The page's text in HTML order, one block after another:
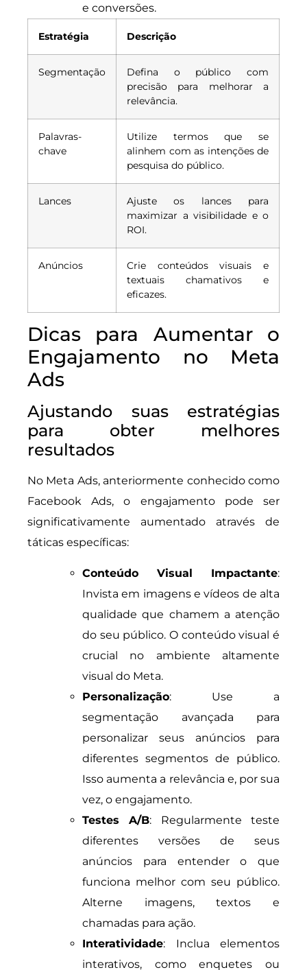
e conversões.
Estratégia Descrição
Segmentação
Defina o público com
precisão para melhorar a
relevância.
Palavras-
chave
Utilize termos que se
alinhem com as intenções de
pesquisa do público.
Lances
Ajuste os lances para
maximizar a visibilidade e o
ROI.
Anúncios
Crie conteúdos visuais e
textuais chamativos e
eficazes.
Dicas para Aumentar o
Engajamento no Meta
Ads
Ajustando suas estratégias
para obter melhores
resultados
No Meta Ads, anteriormente conhecido como
Facebook Ads, o engajamento pode ser
significativamente aumentado através de
táticas específicas:
Conteúdo Visual Impactante:
Invista em imagens e vídeos de alta
qualidade que chamem a atenção
do seu público. O conteúdo visual é
crucial no ambiente altamente
visual do Meta.
Personalização: Use a
segmentação avançada para
personalizar seus anúncios para
diferentes segmentos de público.
Isso aumenta a relevância e, por sua
vez, o engajamento.
Testes A/B: Regularmente teste
diferentes versões de seus
anúncios para entender o que
funciona melhor com seu público.
Alterne imagens, textos e
chamadas para ação.
Interatividade: Inclua elementos
interativos, como enquetes ou